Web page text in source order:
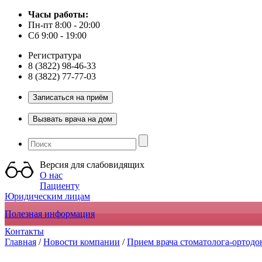
Часы работы:
Пн-пт 8:00 - 20:00
Сб 9:00 - 19:00
Регистратура
8 (3822) 98-46-33
8 (3822) 77-77-03
Версия для слабовидящих
О нас
Пациенту
Юридическим лицам
Полезная информация
Контакты
Главная /Новости компании /Прием врача стоматолога-